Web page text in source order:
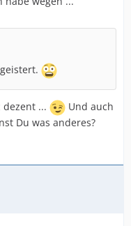
...
Und auch
Du was anderes?